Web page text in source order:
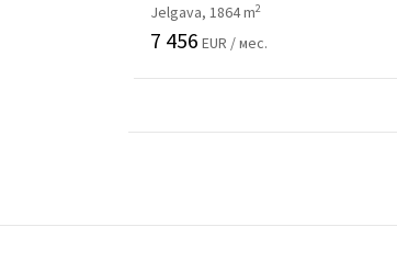
Jelgava, 1864 m2
7 456 EUR / мес.